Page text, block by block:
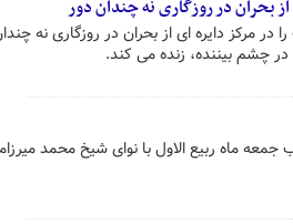
بحران در روزگاری نه چندان دور
مرکز دایره ای از بحران در روزگاری نه
چشم بیننده، زنده می کند.
جمعه ماه ربیع الاول با نوای شیخ محمد